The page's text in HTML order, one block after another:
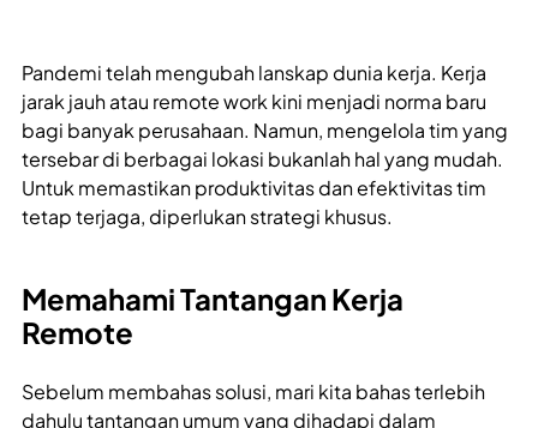
Pandemi telah mengubah lanskap dunia kerja. Kerja
jarak jauh atau remote work kini menjadi norma baru
bagi banyak perusahaan. Namun, mengelola tim yang
tersebar di berbagai lokasi bukanlah hal yang mudah.
Untuk memastikan produktivitas dan efektivitas tim
tetap terjaga, diperlukan strategi khusus.
Memahami Tantangan Kerja
Remote
Sebelum membahas solusi, mari kita bahas terlebih
dahulu tantangan umum yang dihadapi dalam